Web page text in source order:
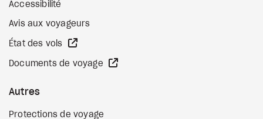
Accessibilité
Avis aux voyageurs
État des vols
Documents de voyage
Autres
Protections de voyage